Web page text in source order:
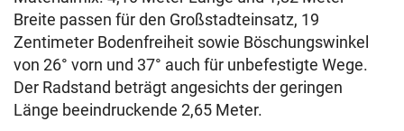
Breite passen für den Großstadteinsatz, 19
Zentimeter Bodenfreiheit sowie Böschungswinkel
von 26° vorn und 37° auch für unbefestigte Wege.
Der Radstand beträgt angesichts der geringen
Länge beeindruckende 2,65 Meter.